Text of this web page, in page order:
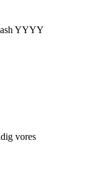
YYYY
vores